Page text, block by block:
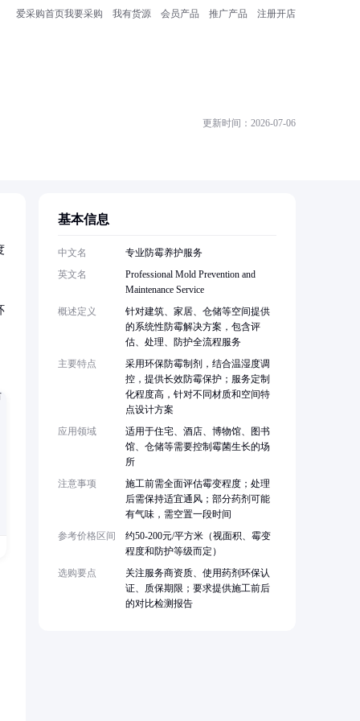
爱采购首页我要采购 我有货源 会员产品 推广产品 注册开店
更新时间：2026-07-06
基本信息
中文名
专业防霉养护服务
英文名
Professional Mold Prevention and
Maintenance Service
概述定义
针对建筑、家居、仓储等空间提供
的系统性防霉解决方案，包含评
估、处理、防护全流程服务
主要特点
采用环保防霉制剂，结合温湿度调
控，提供长效防霉保护；服务定制
化程度高，针对不同材质和空间特
点设计方案
应用领域
适用于住宅、酒店、博物馆、图书
馆、仓储等需要控制霉菌生长的场
所
注意事项
施工前需全面评估霉变程度；处理
后需保持适宜通风；部分药剂可能
有气味，需空置一段时间
参考价格区间
约50-200元/平方米（视面积、霉变
程度和防护等级而定）
选购要点
关注服务商资质、使用药剂环保认
证、质保期限；要求提供施工前后
的对比检测报告